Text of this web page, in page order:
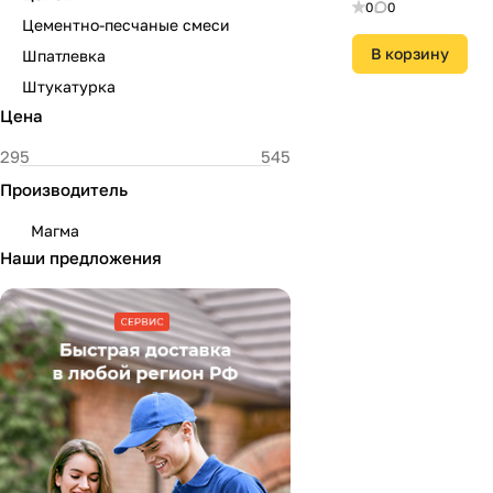
0 0
В корзину
Цементно-песчаные смеси
Шпатлевка
Штукатурка
Цена
Производитель
Магма
Наши предложения